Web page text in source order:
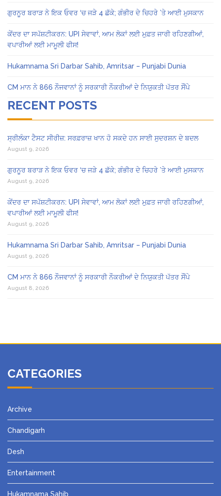
ਗੁਰਨੂਰ ਬਰਾੜ ਨੇ ਇਕ ਓਵਰ ‘ਚ ਜੜੇ 4 ਛੱਕੇ; ਗੰਭੀਰ ਦੇ ਚਿਹਰੇ ’ਤੇ ਆਈ ਮੁਸਕਾਨ
ਕੇਂਦਰ ਦਾ ਸਪੱਸ਼ਟੀਕਰਨ: UPI ਸੇਵਾਵਾਂ, ਆਮ ਲੋਕਾਂ ਲਈ ਮੁਫ਼ਤ ਜਾਰੀ ਰਹਿਣਗੀਆਂ,
ਵਪਾਰੀਆਂ ਲਈ ਮਾਮੂਲੀ ਫੀਸ!
Hukamnama Sri Darbar Sahib, Amritsar – Punjabi Dunia
CM ਮਾਨ ਨੇ 866 ਨੌਜਵਾਨਾਂ ਨੂੰ ਸਰਕਾਰੀ ਨੌਕਰੀਆਂ ਦੇ ਨਿਯੁਕਤੀ ਪੱਤਰ ਸੌਂਪੇ
RECENT POSTS
ਸ੍ਰੀਲੰਕਾ ਟੈਸਟ ਸੀਰੀਜ਼: ਸਰਫ਼ਰਾਜ਼ ਖਾਨ ਹੋ ਸਕਦੇ ਹਨ ਸਾਈ ਸੁਦਰਸ਼ਨ ਦੇ ਬਦਲ
August 9, 2026
ਗੁਰਨੂਰ ਬਰਾੜ ਨੇ ਇਕ ਓਵਰ ‘ਚ ਜੜੇ 4 ਛੱਕੇ; ਗੰਭੀਰ ਦੇ ਚਿਹਰੇ ’ਤੇ ਆਈ ਮੁਸਕਾਨ
August 9, 2026
ਕੇਂਦਰ ਦਾ ਸਪੱਸ਼ਟੀਕਰਨ: UPI ਸੇਵਾਵਾਂ, ਆਮ ਲੋਕਾਂ ਲਈ ਮੁਫ਼ਤ ਜਾਰੀ ਰਹਿਣਗੀਆਂ,
ਵਪਾਰੀਆਂ ਲਈ ਮਾਮੂਲੀ ਫੀਸ!
August 9, 2026
Hukamnama Sri Darbar Sahib, Amritsar – Punjabi Dunia
August 9, 2026
CM ਮਾਨ ਨੇ 866 ਨੌਜਵਾਨਾਂ ਨੂੰ ਸਰਕਾਰੀ ਨੌਕਰੀਆਂ ਦੇ ਨਿਯੁਕਤੀ ਪੱਤਰ ਸੌਂਪੇ
August 8, 2026
CATEGORIES
Archive
Chandigarh
Desh
Entertainment
Hukamnama Sahib